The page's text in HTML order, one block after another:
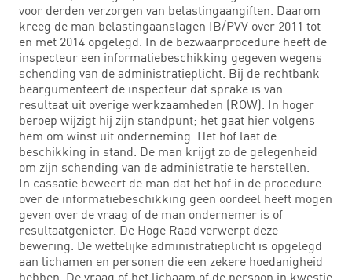
voor derden verzorgen van belastingaangiften. Daarom
kreeg de man belastingaanslagen IB/PVV over 2011 tot
en met 2014 opgelegd. In de bezwaarprocedure heeft de
inspecteur een informatiebeschikking gegeven wegens
schending van de administratieplicht. Bij de rechtbank
beargumenteert de inspecteur dat sprake is van
resultaat uit overige werkzaamheden (ROW). In hoger
beroep wijzigt hij zijn standpunt; het gaat hier volgens
hem om winst uit onderneming. Het hof laat de
beschikking in stand. De man krijgt zo de gelegenheid
om zijn schending van de administratie te herstellen.
In cassatie beweert de man dat het hof in de procedure
over de informatiebeschikking geen oordeel heeft mogen
geven over de vraag of de man ondernemer is of
resultaatgenieter. De Hoge Raad verwerpt deze
bewering. De wettelijke administratieplicht is opgelegd
aan lichamen en personen die een zekere hoedanigheid
hebben. De vraag of het lichaam of de persoon in kwestie